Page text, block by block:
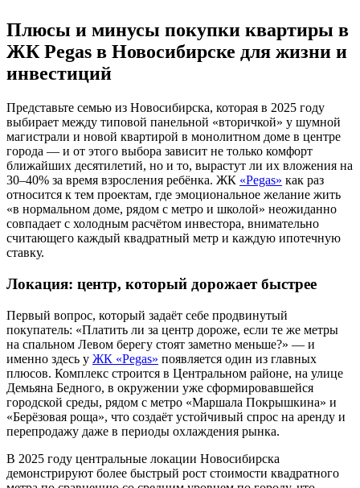
Плюсы и минусы покупки квартиры в
ЖК Pegas в Новосибирске для жизни и
инвестиций
Представьте семью из Новосибирска, которая в 2025 году
выбирает между типовой панельной «вторичкой» у шумной
магистрали и новой квартирой в монолитном доме в центре
города — и от этого выбора зависит не только комфорт
ближайших десятилетий, но и то, вырастут ли их вложения на
30–40% за время взросления ребёнка. ЖК «Pegas» как раз
относится к тем проектам, где эмоциональное желание жить
«в нормальном доме, рядом с метро и школой» неожиданно
совпадает с холодным расчётом инвестора, внимательно
считающего каждый квадратный метр и каждую ипотечную
ставку.
Локация: центр, который дорожает быстрее
Первый вопрос, который задаёт себе продвинутый
покупатель: «Платить ли за центр дороже, если те же метры
на спальном Левом берегу стоят заметно меньше?» — и
именно здесь у ЖК «Pegas» появляется один из главных
плюсов. Комплекс строится в Центральном районе, на улице
Демьяна Бедного, в окружении уже сформировавшейся
городской среды, рядом с метро «Маршала Покрышкина» и
«Берёзовая роща», что создаёт устойчивый спрос на аренду и
перепродажу даже в периоды охлаждения рынка.
В 2025 году центральные локации Новосибирска
демонстрируют более быстрый рост стоимости квадратного